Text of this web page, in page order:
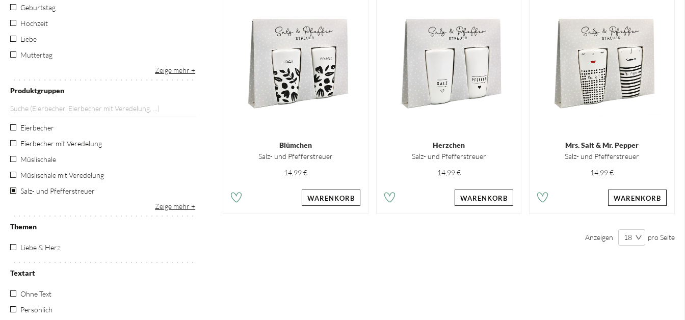
Blümchen
Salz- und Pfefferstreuer
14,99 €
WARENKORB
Herzchen
Salz- und Pfefferstreuer
14,99 €
WARENKORB
Mrs. Salt & Mr. Pepper
Salz- und Pfefferstreuer
14,99 €
WARENKORB
Anzeigen pro Seite
Geburtstag
Hochzeit
Liebe
Muttertag
Zeige mehr
Produktgruppen
Eierbecher
Eierbecher mit Veredelung
Müslischale
Müslischale mit Veredelung
Salz- und Pfefferstreuer
Zeige mehr
Themen
Liebe & Herz
Textart
Ohne Text
Persönlich